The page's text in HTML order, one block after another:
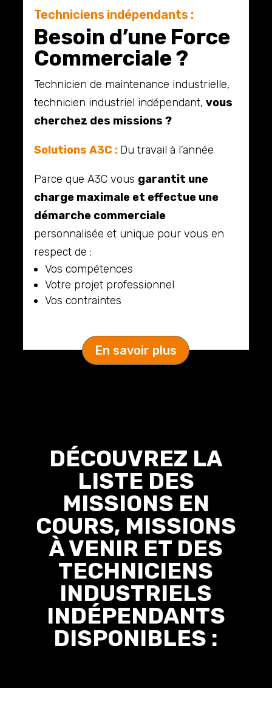
Techniciens indépendants :
Besoin d’une Force
Commerciale ?
Technicien de maintenance industrielle,
technicien industriel indépendant,vous
cherchez des missions ?
Solutions A3C : Du travail à l’année
Parce que A3C vous garantit une
charge maximale et effectue une
démarche commerciale
personnalisée et unique pour vous en
respect de :
Vos compétences
Votre projet professionnel
Vos contraintes
En savoir plus
DÉCOUVREZ LA
LISTE DES
MISSIONS EN
COURS, MISSIONS
À VENIR ET DES
TECHNICIENS
INDUSTRIELS
INDÉPENDANTS
DISPONIBLES :